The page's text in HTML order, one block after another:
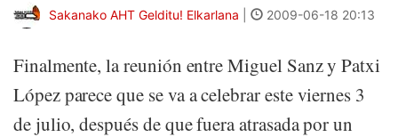
Sakanako AHT Gelditu! Elkarlana 2009-06-18 20:13
Finalmente, la reunión entre Miguel Sanz y Patxi
López parece que se va a celebrar este viernes 3
de julio, después de que fuera atrasada por un